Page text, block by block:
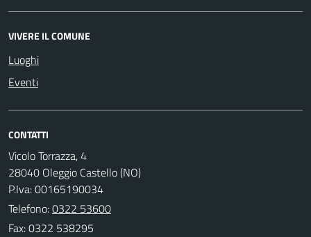
VIVERE IL COMUNE
Luoghi
Eventi
CONTATTI
Vicolo Torrazza, 4
28040 Oleggio Castello (NO)
P.Iva: 00165190034
Telefono:0322 53600
Fax: 0322 538295